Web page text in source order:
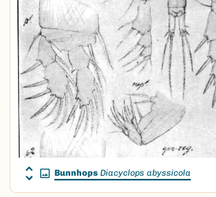
Bunnhops Diacyclops abyssicola